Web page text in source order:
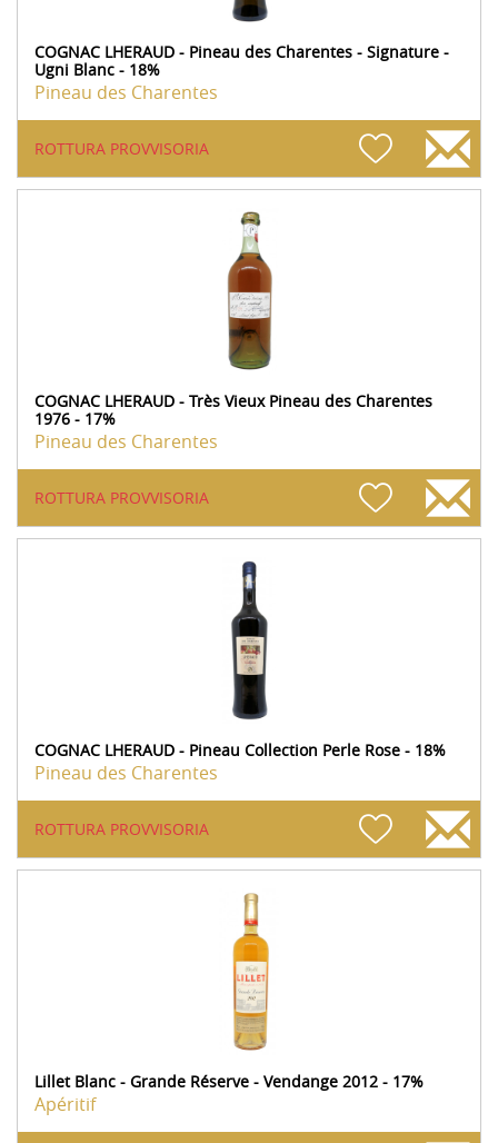
COGNAC LHERAUD - Pineau des Charentes - Signature -
Ugni Blanc - 18%
Pineau des Charentes
ROTTURA PROVVISORIA
COGNAC LHERAUD - Très Vieux Pineau des Charentes
1976 - 17%
Pineau des Charentes
ROTTURA PROVVISORIA
COGNAC LHERAUD - Pineau Collection Perle Rose - 18%
Pineau des Charentes
ROTTURA PROVVISORIA
Lillet Blanc - Grande Réserve - Vendange 2012 - 17%
Apéritif